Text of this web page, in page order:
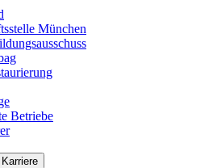
München
Betriebe